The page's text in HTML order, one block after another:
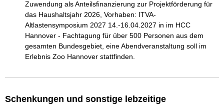
Zuwendung als Anteilsfinanzierung zur Projektförderung für
das Haushaltsjahr 2026, Vorhaben: ITVA-
Altlastensymposium 2027 14.-16.04.2027 in im HCC
Hannover - Fachtagung für über 500 Personen aus dem
gesamten Bundesgebiet, eine Abendveranstaltung soll im
Erlebnis Zoo Hannover stattfinden.
Schenkungen und sonstige lebzeitige